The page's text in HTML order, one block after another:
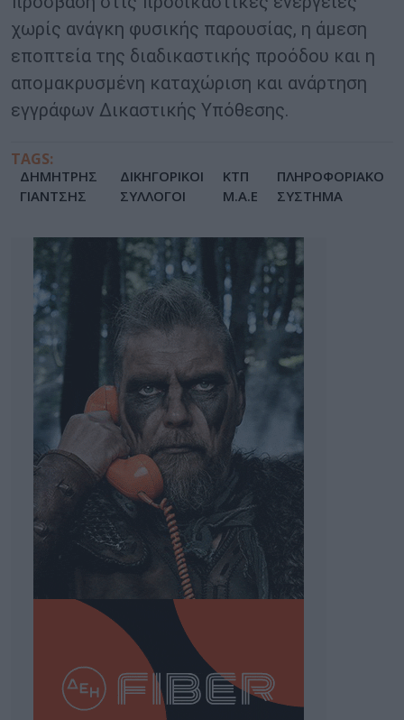
χωρίς ανάγκη φυσικής παρουσίας, η άμεση
εποπτεία της διαδικαστικής προόδου και η
απομακρυσμένη καταχώριση και ανάρτηση
εγγράφων Δικαστικής Υπόθεσης.
TAGS:
ΔΗΜΗΤΡΗΣ
ΓΙΑΝΤΣΗΣ
ΔΙΚΗΓΟΡΙΚΟΙ
ΣΥΛΛΟΓΟΙ
ΚΤΠ
Μ.Α.Ε
ΠΛΗΡΟΦΟΡΙΑΚΟ
ΣΥΣΤΗΜΑ